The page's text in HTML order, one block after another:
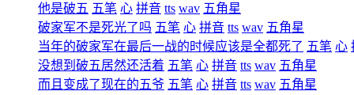
他是破五 五笔 心 拼音 tts wav 五角星
破家军不是死光了吗 五笔 心 拼音 tts wav 五角星
当年的破家军在最后一战的时候应该是全都死了 五笔 心
没想到破五居然还活着 五笔 心 拼音 tts wav 五角星
而且变成了现在的五爷 五笔 心 拼音 tts wav 五角星